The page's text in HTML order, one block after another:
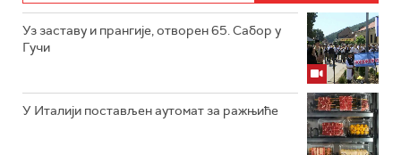
Уз заставу и прангије, отворен 65. Сабор у
Гучи
У Италији постављен аутомат за ражњиће